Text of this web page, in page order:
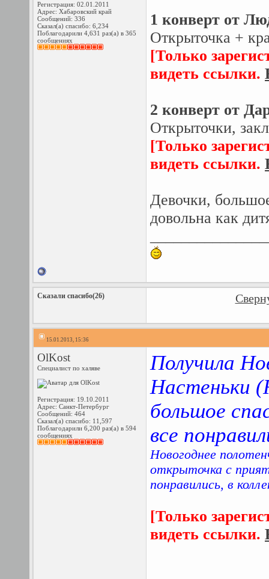
Регистрация: 02.01.2011
Адрес: Хабаровский край
Сообщений: 336
Сказал(а) спасибо: 6,234
Поблагодарили 4,631 раз(а) в 365
сообщениях
1 конверт от
Открыточка +
[Только
видеть ссылки.
2 конверт от
Открыточки,
[Только
видеть ссылки.
Девочки,
довольна как
Сказали спасибо(26)
15.01.2013, 15:36
OlKost
Специалист по халяве
Регистрация: 19.10.2011
Адрес: Санкт-Петербург
Сообщений: 464
Сказал(а) спасибо: 11,597
Поблагодарили 6,200 раз(а) в 594
сообщениях
ПолучилаН
Настеньки
большое
все
Новогоднее
открыточка с
понравились, в колл
[Только
видеть ссылки.